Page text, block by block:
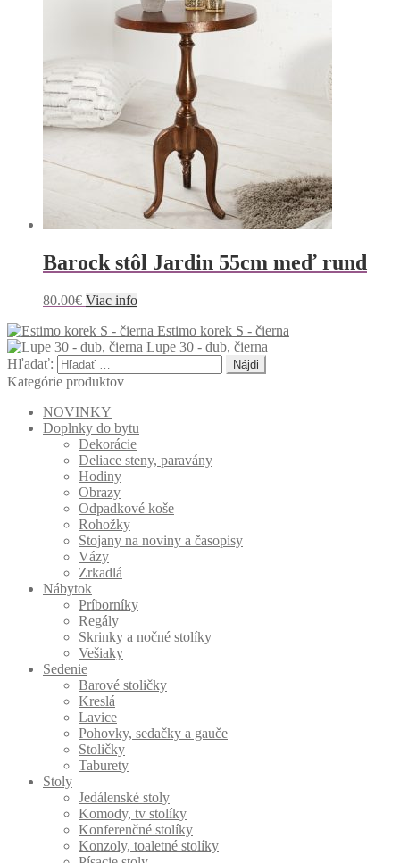
Barock stôl Jardin 55cm meď rund
80.00€ Viac info
Estimo korek S - čierna
Lupe 30 - dub, čierna
Hľadať:
Kategórie produktov
NOVINKY
Doplnky do bytu
Dekorácie
Deliace steny, paravány
Hodiny
Obrazy
Odpadkové koše
Rohožky
Stojany na noviny a časopisy
Vázy
Zrkadlá
Nábytok
Príborníky
Regály
Skrinky a nočné stolíky
Vešiaky
Sedenie
Barové stoličky
Kreslá
Lavice
Pohovky, sedačky a gauče
Stoličky
Taburety
Stoly
Jedálenské stoly
Komody, tv stolíky
Konferenčné stolíky
Konzoly, toaletné stolíky